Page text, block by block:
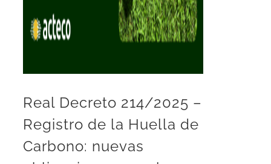
Real Decreto 214/2025 –
Registro de la Huella de
Carbono: nuevas